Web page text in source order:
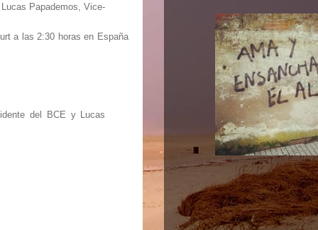
Papademos, Vice-
a las 2:30 horas en España
del BCE y Lucas